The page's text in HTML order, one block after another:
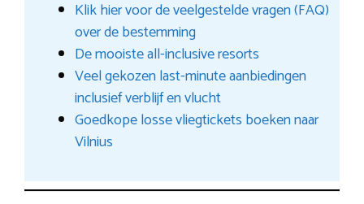
Klik hier voor de veelgestelde vragen (FAQ)
over de bestemming
De mooiste all-inclusive resorts
Veel gekozen last-minute aanbiedingen
inclusief verblijf en vlucht
Goedkope losse vliegtickets boeken naar
Vilnius